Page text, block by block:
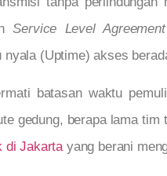
Service Level Agreement
nyala (Uptime) akses
batasan waktu
gedung, berapa lama
di Jakartayang berani